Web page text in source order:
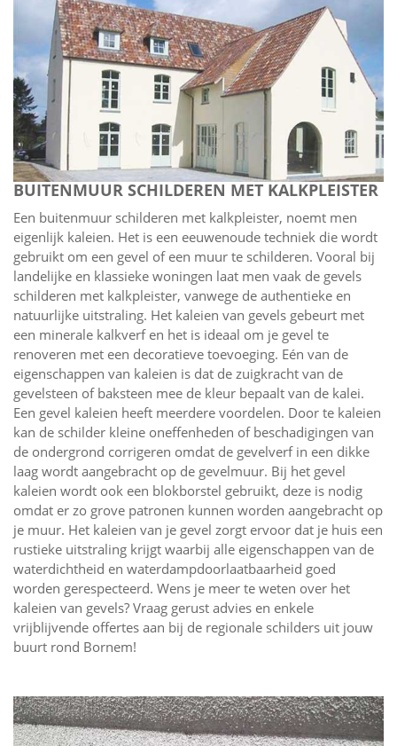
BUITENMUUR SCHILDEREN MET KALKPLEISTER
Een buitenmuur schilderen met kalkpleister, noemt men
eigenlijk kaleien. Het is een eeuwenoude techniek die wordt
gebruikt om een gevel of een muur te schilderen. Vooral bij
landelijke en klassieke woningen laat men vaak de gevels
schilderen met kalkpleister, vanwege de authentieke en
natuurlijke uitstraling. Het kaleien van gevels gebeurt met
een minerale kalkverf en het is ideaal om je gevel te
renoveren met een decoratieve toevoeging. Eén van de
eigenschappen van kaleien is dat de zuigkracht van de
gevelsteen of baksteen mee de kleur bepaalt van de kalei.
Een gevel kaleien heeft meerdere voordelen. Door te kaleien
kan de schilder kleine oneffenheden of beschadigingen van
de ondergrond corrigeren omdat de gevelverf in een dikke
laag wordt aangebracht op de gevelmuur. Bij het gevel
kaleien wordt ook een blokborstel gebruikt, deze is nodig
omdat er zo grove patronen kunnen worden aangebracht op
je muur. Het kaleien van je gevel zorgt ervoor dat je huis een
rustieke uitstraling krijgt waarbij alle eigenschappen van de
waterdichtheid en waterdampdoorlaatbaarheid goed
worden gerespecteerd. Wens je meer te weten over het
kaleien van gevels? Vraag gerust advies en enkele
vrijblijvende offertes aan bij de regionale schilders uit jouw
buurt rond Bornem!